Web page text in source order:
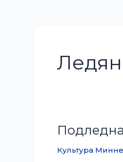
Культура